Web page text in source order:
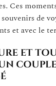
Ces
de
et avec le
et